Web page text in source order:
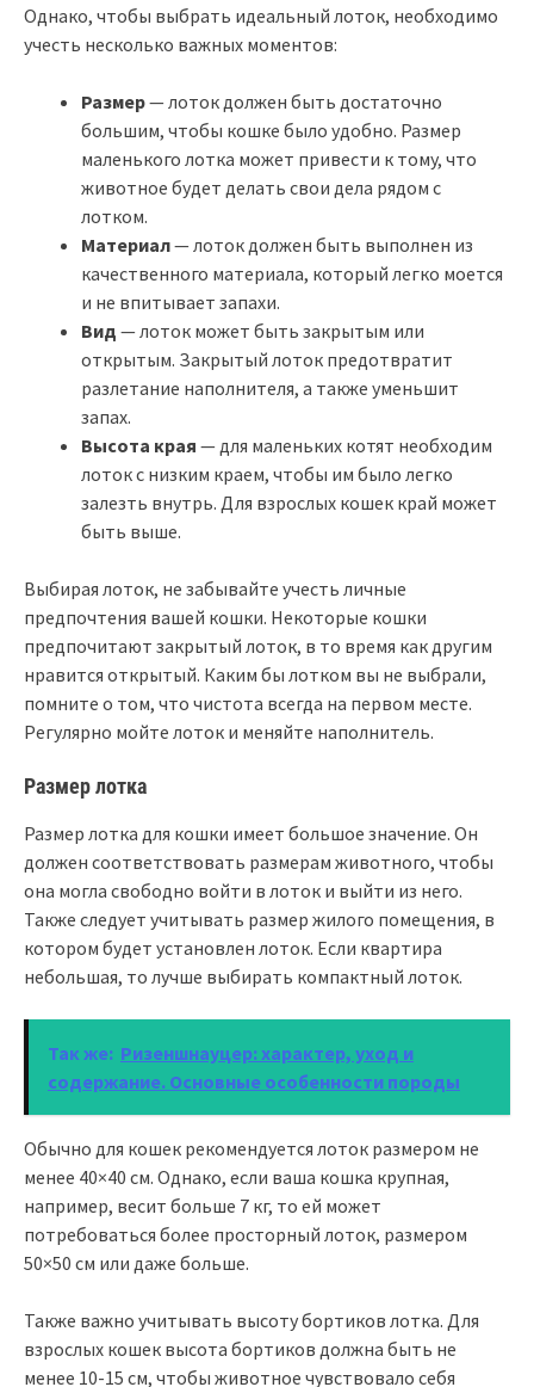
Однако, чтобы выбрать идеальный лоток, необходимо
учесть несколько важных моментов:
Размер— лоток должен быть достаточно
большим, чтобы кошке было удобно. Размер
маленького лотка может привести к тому, что
животное будет делать свои дела рядом с
лотком.
Материал— лоток должен быть выполнен из
качественного материала, который легко моется
и не впитывает запахи.
Вид — лоток может быть закрытым или
открытым. Закрытый лоток предотвратит
разлетание наполнителя, а также уменьшит
запах.
Высота края — для маленьких котят необходим
лоток с низким краем, чтобы им было легко
залезть внутрь. Для взрослых кошек край может
быть выше.
Выбирая лоток, не забывайте учесть личные
предпочтения вашей кошки. Некоторые кошки
предпочитают закрытый лоток, в то время как другим
нравится открытый. Каким бы лотком вы не выбрали,
помните о том, что чистота всегда на первом месте.
Регулярно мойте лоток и меняйте наполнитель.
Размер лотка
Размер лотка для кошки имеет большое значение. Он
должен соответствовать размерам животного, чтобы
она могла свободно войти в лоток и выйти из него.
Также следует учитывать размер жилого помещения, в
котором будет установлен лоток. Если квартира
небольшая, то лучше выбирать компактный лоток.
Так же: Ризеншнауцер: характер, уход и
содержание. Основные особенности породы
Обычно для кошек рекомендуется лоток размером не
менее 40×40 см. Однако, если ваша кошка крупная,
например, весит больше 7 кг, то ей может
потребоваться более просторный лоток, размером
50×50 см или даже больше.
Также важно учитывать высоту бортиков лотка. Для
взрослых кошек высота бортиков должна быть не
менее 10-15 см, чтобы животное чувствовало себя